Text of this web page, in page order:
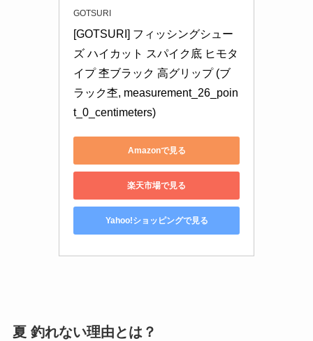
GOTSURI
[GOTSURI] フィッシングシュー
ズ ハイカット スパイク底 ヒモタ
イプ 杢ブラック 高グリップ (ブ
ラック杢, measurement_26_poin
t_0_centimeters)
Amazonで見る
楽天市場で見る
Yahoo!ショッピングで見る
夏 釣れない理由とは？